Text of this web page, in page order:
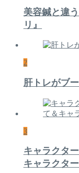
美容鍼と違
リ』
2
肝トレがブ
3
キャラクタ
キャラクタ